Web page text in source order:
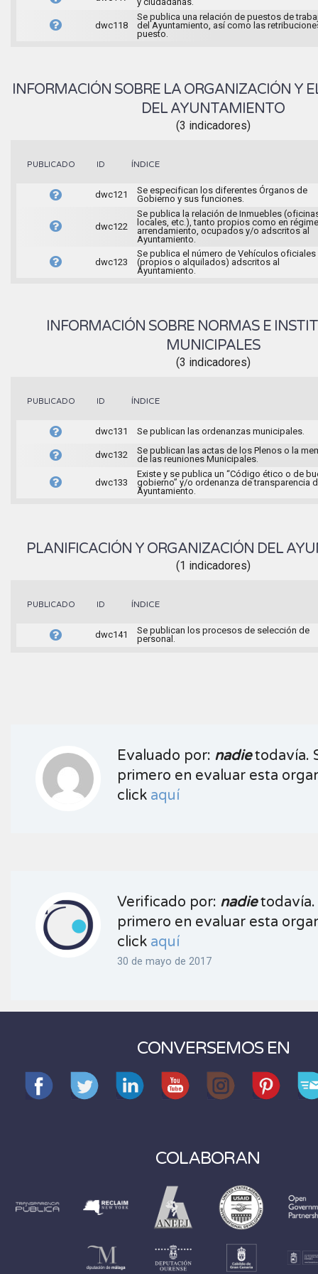
dwc118
Se publica una relación de puestos de
del Ayuntamiento, así como las
puesto.
INFORMACIÓN SOBRE LA ORGANIZACIÓN Y
DEL AYUNTAMIENTO
(3 indicadores)
PUBLICADO ID ÍNDICE
dwc121
Se especifican los diferentes Órganos de
Gobierno y sus funciones.
dwc122
Se publica la relación de Inmuebles
locales, etc.), tanto propios como en
arrendamiento, ocupados y/o adscritos al
Ayuntamiento.
dwc123
Se publica el número de Vehículos oficiales
(propios o alquilados) adscritos al
Ayuntamiento.
INFORMACIÓN SOBRE NORMAS E
MUNICIPALES
(3 indicadores)
PUBLICADO ID ÍNDICE
dwc131 Se publican las ordenanzas municipales.
dwc132
Se publican las actas de los Plenos o la
de las reuniones Municipales.
dwc133
Existe y se publica un “Código ético o de
gobierno” y/o ordenanza de transparencia
Ayuntamiento.
PLANIFICACIÓN Y ORGANIZACIÓN DEL
(1 indicadores)
PUBLICADO ID ÍNDICE
dwc141
Se publican los procesos de selección de
personal.
Evaluado por: nadietodavía.
primero en evaluar esta
click aquí
Verificado por: nadietodavía.
primero en evaluar esta
click aquí
30 de mayo de 2017
CONVERSEMOS EN
COLABORAN